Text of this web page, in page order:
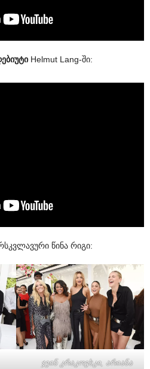
Helmut Lang-ში:
წინა რიგი:
ჯეინ კრაკოვსკი, არიანა